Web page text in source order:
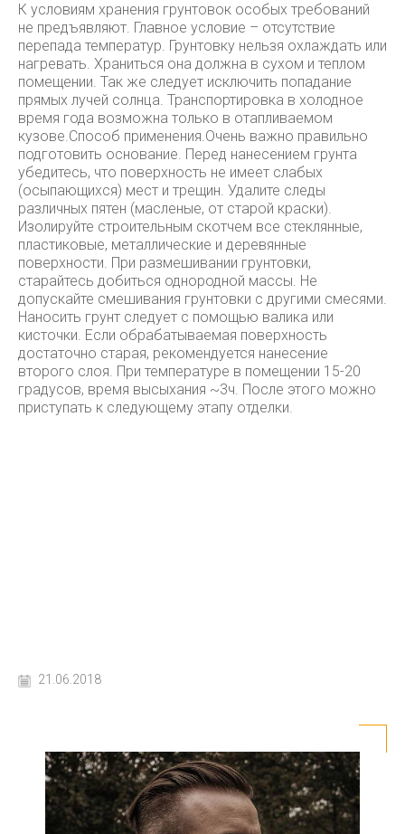
К условиям хранения грунтовок особых требований
не предъявляют. Главное условие – отсутствие
перепада температур. Грунтовку нельзя охлаждать или
нагревать. Храниться она должна в сухом и теплом
помещении. Так же следует исключить попадание
прямых лучей солнца. Транспортировка в холодное
время года возможна только в отапливаемом
кузове.Способ применения.Очень важно правильно
подготовить основание. Перед нанесением грунта
убедитесь, что поверхность не имеет слабых
(осыпающихся) мест и трещин. Удалите следы
различных пятен (масленые, от старой краски).
Изолируйте строительным скотчем все стеклянные,
пластиковые, металлические и деревянные
поверхности. При размешивании грунтовки,
старайтесь добиться однородной массы. Не
допускайте смешивания грунтовки с другими смесями.
Наносить грунт следует с помощью валика или
кисточки. Если обрабатываемая поверхность
достаточно старая, рекомендуется нанесение
второго слоя. При температуре в помещении 15-20
градусов, время высыхания ~3ч. После этого можно
приступать к следующему этапу отделки.
21.06.2018